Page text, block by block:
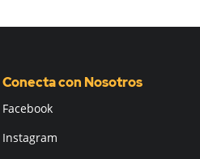
Conecta con Nosotros
Facebook
Instagram